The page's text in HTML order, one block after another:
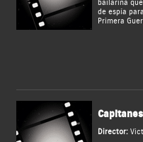
bailarina
de espía
Primera
Director: